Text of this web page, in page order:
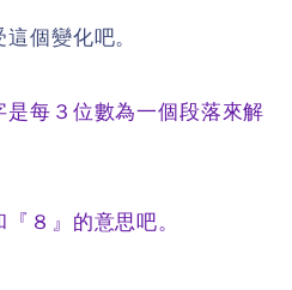
個變化吧。
每３位數為一個段落來解
８』的意思吧。